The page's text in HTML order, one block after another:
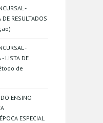
-
RESULTADOS
-
- LISTA DE
de
ENSINO
ESPECIAL